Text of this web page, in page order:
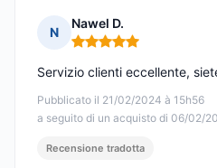
N
Nawel D.
Nota: 5 su 5
Pubblicato il 21/02/2024 à 15h56
a seguito di un acquisto di 06/02/
Servizio clienti eccellente,
Recensione tradotta